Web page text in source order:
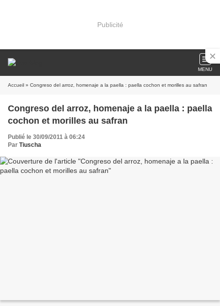
Publicité
MENU
Accueil » Congreso del arroz, homenaje a la paella : paella cochon et morilles au safran
Congreso del arroz, homenaje a la paella : paella
cochon et morilles au safran
Publié le 30/09/2011 à 06:24
Par Tiuscha